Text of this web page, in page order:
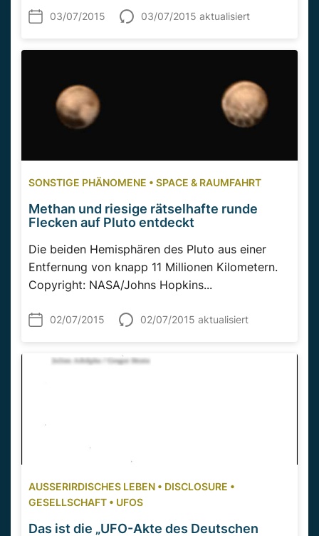
03/07/2015 03/07/2015 aktualisiert
SONSTIGE PHÄNOMENE • SPACE & RAUMFAHRT
Methan und riesige rätselhafte runde
Flecken auf Pluto entdeckt
Die beiden Hemisphären des Pluto aus einer
Entfernung von knapp 11 Millionen Kilometern.
Copyright: NASA/Johns Hopkins...
02/07/2015 02/07/2015 aktualisiert
AUSSERIRDISCHES LEBEN • DISCLOSURE •
GESELLSCHAFT • UFOS
Das ist die „UFO-Akte des Deutschen